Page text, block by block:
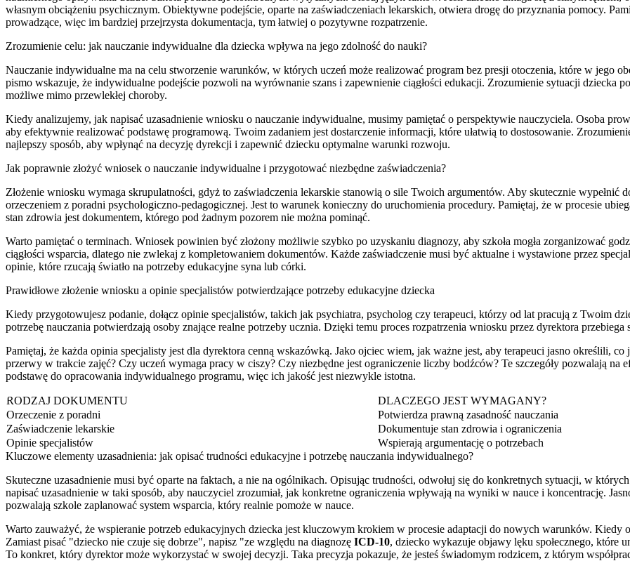
własnym obciążeniu psychicznym. Obiektywne podejście, oparte na zaświadczeniach lekarskich, otwiera drogę do przyznania pomocy.
prowadzące, więc im bardziej przejrzysta dokumentacja, tym łatwiej o pozytywne rozpatrzenie.
Zrozumienie celu: jak nauczanie indywidualne dla dziecka wpływa na jego zdolność do nauki?
Nauczanie indywidualne ma na celu stworzenie warunków, w których uczeń może realizować program bez presji otoczenia, które w jego
pismo wskazuje, że indywidualne podejście pozwoli na wyrównanie szans i zapewnienie ciągłości edukacji. Zrozumienie sytuacji dziecka
możliwe mimo przewlekłej choroby.
Kiedy analizujemy, jak napisać uzasadnienie wniosku o nauczanie indywidualne, musimy pamiętać o perspektywie nauczyciela. Osoba
aby efektywnie realizować podstawę programową. Twoim zadaniem jest dostarczenie informacji, które ułatwią to dostosowanie.
najlepszy sposób, aby wpłynąć na decyzję dyrekcji i zapewnić dziecku optymalne warunki rozwoju.
Jak poprawnie złożyć wniosek o nauczanie indywidualne i przygotować niezbędne zaświadczenia?
Złożenie wniosku wymaga skrupulatności, gdyż to zaświadczenia lekarskie stanowią o sile Twoich argumentów. Aby skutecznie wypełnić
orzeczeniem z poradni psychologiczno-pedagogicznej. Jest to warunek konieczny do uruchomienia procedury. Pamiętaj, że w procesie
stan zdrowia jest dokumentem, którego pod żadnym pozorem nie można pominąć.
Warto pamiętać o terminach. Wniosek powinien być złożony możliwie szybko po uzyskaniu diagnozy, aby szkoła mogła zorganizować
ciągłości wsparcia, dlatego nie zwlekaj z kompletowaniem dokumentów. Każde zaświadczenie musi być aktualne i wystawione przez
opinie, które rzucają światło na potrzeby edukacyjne syna lub córki.
Prawidłowe złożenie wniosku a opinie specjalistów potwierdzające potrzeby edukacyjne dziecka
Kiedy przygotowujesz podanie, dołącz opinie specjalistów, takich jak psychiatra, psycholog czy terapeuci, którzy od lat pracują z Twoim
potrzebę nauczania potwierdzają osoby znające realne potrzeby ucznia. Dzięki temu proces rozpatrzenia wniosku przez dyrektora
Pamiętaj, że każda opinia specjalisty jest dla dyrektora cenną wskazówką. Jako ojciec wiem, jak ważne jest, aby terapeuci jasno określili,
przerwy w trakcie zajęć? Czy uczeń wymaga pracy w ciszy? Czy niezbędne jest ograniczenie liczby bodźców? Te szczegóły pozwalają na
podstawę do opracowania indywidualnego programu, więc ich jakość jest niezwykle istotna.
RODZAJ DOKUMENTU
DLACZEGO JEST WYMAGANY?
Orzeczenie z poradni
Potwierdza prawną zasadność nauczania
Zaświadczenie lekarskie
Dokumentuje stan zdrowia i ograniczenia
Opinie specjalistów
Wspierają argumentację o potrzebach
Kluczowe elementy uzasadnienia: jak opisać trudności edukacyjne i potrzebę nauczania indywidualnego?
Skuteczne uzasadnienie musi być oparte na faktach, a nie na ogólnikach. Opisując trudności, odwołuj się do konkretnych sytuacji, w
napisać uzasadnienie w taki sposób, aby nauczyciel zrozumiał, jak konkretne ograniczenia wpływają na wyniki w nauce i koncentrację.
pozwalają szkole zaplanować system wsparcia, który realnie pomoże w nauce.
Warto zauważyć, że wspieranie potrzeb edukacyjnych dziecka jest kluczowym krokiem w procesie adaptacji do nowych warunków. Kiedy
Zamiast pisać "dziecko nie czuje się dobrze", napisz "ze względu na diagnozę ICD-10, dziecko wykazuje objawy lęku społecznego, które
To konkret, który dyrektor może wykorzystać w swojej decyzji. Taka precyzja pokazuje, że jesteś świadomym rodzicem, z którym